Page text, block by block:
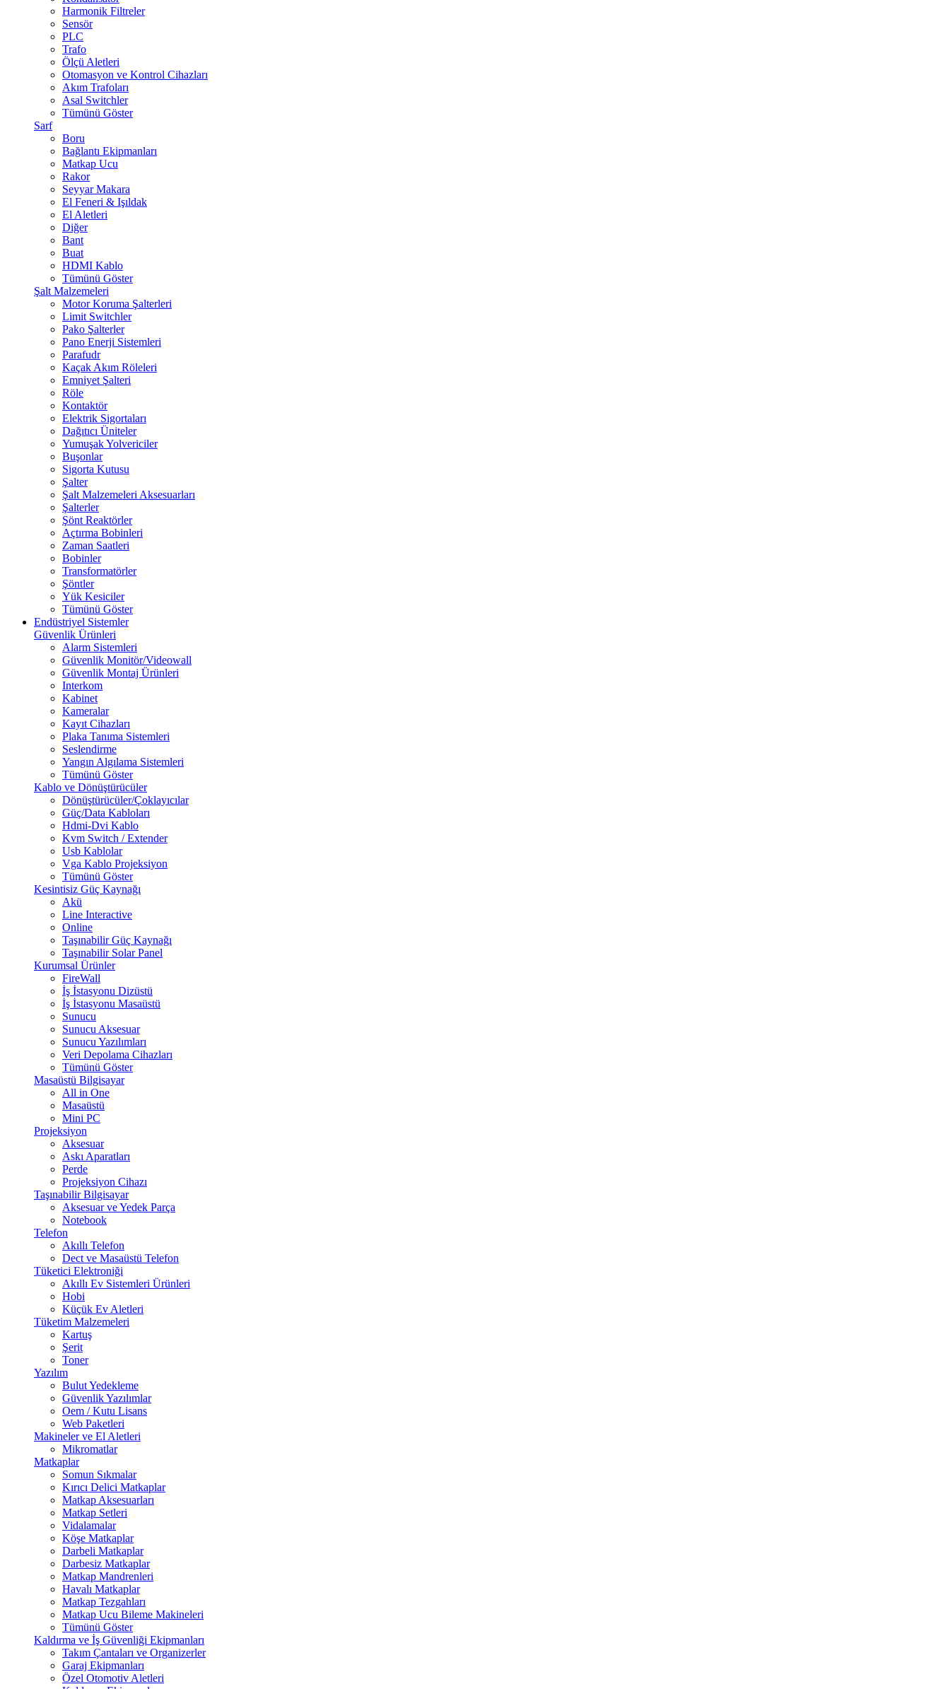
Harmonik Filtreler
Sensör
PLC
Trafo
Ölçü Aletleri
Otomasyon ve Kontrol Cihazları
Akım Trafoları
Asal Switchler
Tümünü Göster
Sarf
Boru
Bağlantı Ekipmanları
Matkap Ucu
Rakor
Seyyar Makara
El Feneri & Işıldak
El Aletleri
Diğer
Bant
Buat
HDMI Kablo
Tümünü Göster
Şalt Malzemeleri
Motor Koruma Şalterleri
Limit Switchler
Pako Şalterler
Pano Enerji Sistemleri
Parafudr
Kaçak Akım Röleleri
Emniyet Şalteri
Röle
Kontaktör
Elektrik Sigortaları
Dağıtıcı Üniteler
Yumuşak Yolvericiler
Buşonlar
Sigorta Kutusu
Şalter
Şalt Malzemeleri Aksesuarları
Şalterler
Şönt Reaktörler
Açtırma Bobinleri
Zaman Saatleri
Bobinler
Transformatörler
Şöntler
Yük Kesiciler
Tümünü Göster
Endüstriyel Sistemler
Güvenlik Ürünleri
Alarm Sistemleri
Güvenlik Monitör/Videowall
Güvenlik Montaj Ürünleri
Interkom
Kabinet
Kameralar
Kayıt Cihazları
Plaka Tanıma Sistemleri
Seslendirme
Yangın Algılama Sistemleri
Tümünü Göster
Kablo ve Dönüştürücüler
Dönüştürücüler/Çoklayıcılar
Güç/Data Kabloları
Hdmi-Dvi Kablo
Kvm Switch / Extender
Usb Kablolar
Vga Kablo Projeksiyon
Tümünü Göster
Kesintisiz Güç Kaynağı
Akü
Line Interactive
Online
Taşınabilir Güç Kaynağı
Taşınabilir Solar Panel
Kurumsal Ürünler
FireWall
İş İstasyonu Dizüstü
İş İstasyonu Masaüstü
Sunucu
Sunucu Aksesuar
Sunucu Yazılımları
Veri Depolama Cihazları
Tümünü Göster
Masaüstü Bilgisayar
All in One
Masaüstü
Mini PC
Projeksiyon
Aksesuar
Askı Aparatları
Perde
Projeksiyon Cihazı
Taşınabilir Bilgisayar
Aksesuar ve Yedek Parça
Notebook
Telefon
Akıllı Telefon
Dect ve Masaüstü Telefon
Tüketici Elektroniği
Akıllı Ev Sistemleri Ürünleri
Hobi
Küçük Ev Aletleri
Tüketim Malzemeleri
Kartuş
Şerit
Toner
Yazılım
Bulut Yedekleme
Güvenlik Yazılımlar
Oem / Kutu Lisans
Web Paketleri
Makineler ve El Aletleri
Mikromatlar
Matkaplar
Somun Sıkmalar
Kırıcı Delici Matkaplar
Matkap Aksesuarları
Matkap Setleri
Vidalamalar
Köşe Matkaplar
Darbeli Matkaplar
Darbesiz Matkaplar
Matkap Mandrenleri
Havalı Matkaplar
Matkap Tezgahları
Matkap Ucu Bileme Makineleri
Tümünü Göster
Kaldırma ve İş Güvenliği Ekipmanları
Takım Çantaları ve Organizerler
Garaj Ekipmanları
Özel Otomotiv Aletleri